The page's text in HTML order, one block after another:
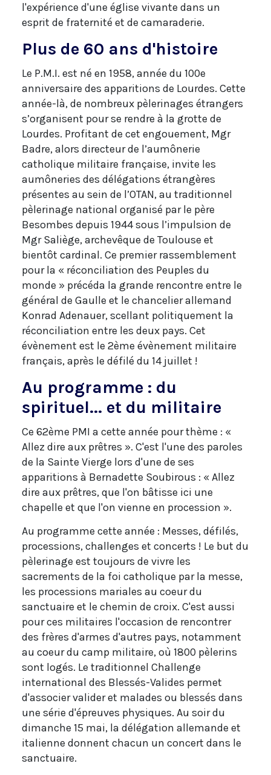
l'expérience d'une église vivante dans un
esprit de fraternité et de camaraderie.
Plus de 60 ans d'histoire
Le P.M.I. est né en 1958, année du 100e
anniversaire des apparitions de Lourdes. Cette
année-là, de nombreux pèlerinages étrangers
s’organisent pour se rendre à la grotte de
Lourdes. Profitant de cet engouement, Mgr
Badre, alors directeur de l’aumônerie
catholique militaire française, invite les
aumôneries des délégations étrangères
présentes au sein de l’OTAN, au traditionnel
pèlerinage national organisé par le père
Besombes depuis 1944 sous l’impulsion de
Mgr Saliège, archevêque de Toulouse et
bientôt cardinal. Ce premier rassemblement
pour la « réconciliation des Peuples du
monde » précéda la grande rencontre entre le
général de Gaulle et le chancelier allemand
Konrad Adenauer, scellant politiquement la
réconciliation entre les deux pays. Cet
évènement est le 2ème évènement militaire
français, après le défilé du 14 juillet !
Au programme : du
spirituel... et du militaire
Ce 62ème PMI a cette année pour thème : «
Allez dire aux prêtres ». C'est l'une des paroles
de la Sainte Vierge lors d'une de ses
apparitions à Bernadette Soubirous : « Allez
dire aux prêtres, que l'on bâtisse ici une
chapelle et que l'on vienne en procession ».
Au programme cette année : Messes, défilés,
processions, challenges et concerts ! Le but du
pèlerinage est toujours de vivre les
sacrements de la foi catholique par la messe,
les processions mariales au coeur du
sanctuaire et le chemin de croix. C'est aussi
pour ces militaires l'occasion de rencontrer
des frères d'armes d'autres pays, notamment
au coeur du camp militaire, où 1800 pèlerins
sont logés. Le traditionnel Challenge
international des Blessés-Valides permet
d'associer valider et malades ou blessés dans
une série d'épreuves physiques. Au soir du
dimanche 15 mai, la délégation allemande et
italienne donnent chacun un concert dans le
sanctuaire.